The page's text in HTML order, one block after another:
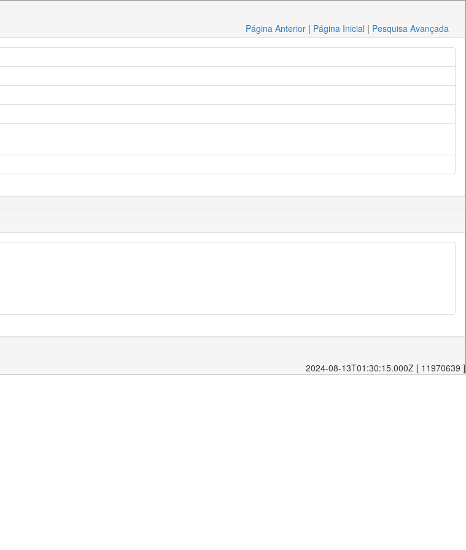
Página Anterior | Página Inicial | Pesquisa Avançada
2024-08-13T01:30:15.000Z [ 11970639 ]